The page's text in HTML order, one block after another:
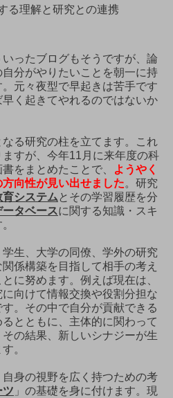
る理解と研究との連携
ったブログもそうですが、論
分がやりたいことを朝一に持
元々夜型で早起きは苦手です
く起きてやれるのではないか
る研究の柱を立てます。これ
すが、今年11月に来年度の科
をまとめたことで、
ようやく
向性が見い出せました。研究
システム とその学習履歴を分
ータベースに関する知識・スキ
生、大学の同僚、学外の研究
係構築を目指して相手の考え
に努めます。例えば現在は、
向けて情報交換や役割分担な
。その中で自分が貢献できる
とともに、主体的に関わって
の結果、新しいシナジーが生
。
身の視野を広く持つための考
ツ 」の基礎を身に付けます。現